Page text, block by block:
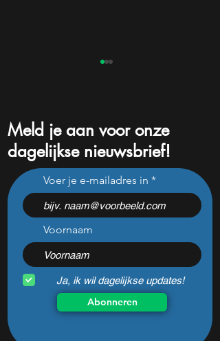
Nebius daalde vorige
maand 31%: perfect
koopmoment vlak voor
kwartaalcijfers?
Meld je aan voor onze
dagelijkse nieuwsbrief!
Voer je e-mailadres in
Voornaam
Ja, ik wil dagelijkse updates!
Abonneren